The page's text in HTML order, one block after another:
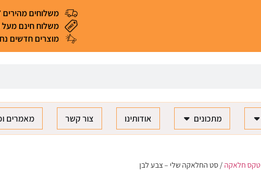
משלוחים מהירים 4-7 ימי עסקים
משלוח חינם מעל 299 ₪ (*למעט מאכלים ומוצרים רגישים)
מוצרים חדשים
מתכונים אודותינו צור קשר מאמרים
טקס חלאקה/ סט החלאקה שלי – צבע לבן